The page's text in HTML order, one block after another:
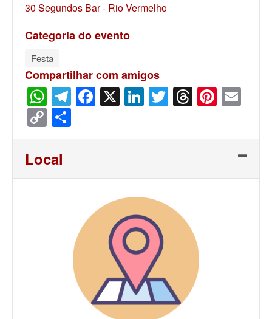
30 Segundos Bar - Rio Vermelho
Categoria do evento
Festa
Compartilhar com amigos
WhatsApp
Telegram
Facebook
X LinkedIn
Twitter
Threads
Copy
Link
Local